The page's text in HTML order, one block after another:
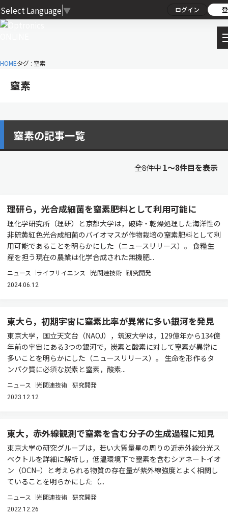
Select Language ▼ ログイン
HOMEタグ : 窒素
窒素
窒素の記事一覧
全8件中 1〜8件目を表示
理研ら，光合成細菌を窒素肥料として利用可能に
理化学研究所（理研）と京都大学は，破砕・乾燥処理した海洋性の
非硫黄紅色光合成細菌のバイオマスが作物栽培の窒素肥料として利
用可能であることを明らかにした（ニュースリリース）。 食糧生
産を担う現在の農業は化学合成された無機肥...
ニュース ライフサイエンス 光関連技術 研究開発
2024.06.12
東大ら，初期宇宙に窒素比率が異常に多い銀河を発見
東京大学，国立天文台（NAOJ），筑波大学は，129億年から134億
年前の宇宙にある3つの銀河で，炭素と酸素に対して窒素が異常に
多いことを明らかにした（ニュースリリース）。 生命を形作るタ
ンパク質に必須な炭素と窒素，酸素...
ニュース 光関連技術 研究開発
2023.12.12
東大，赤外線観測で窒素を含む分子の生成過程に知見
東京大学の研究グループは，若い大質量星の周りの近赤外線分光ス
ペクトルを詳細に解析し，低温環境下で窒素を含むシアネートイオ
ン（OCN–）と考えられる物質の存在量が紫外線強度とよく相関し
ていることを明らかにした（...
ニュース 光関連技術 研究開発
2022.12.26